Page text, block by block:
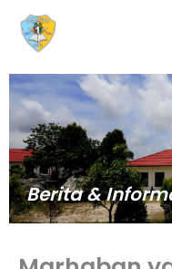
konten
Berita &